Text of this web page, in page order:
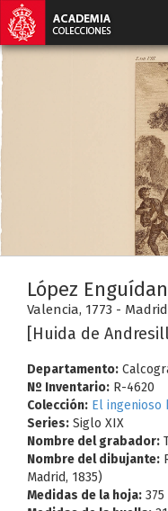
López
Valencia, 1773 -
[Huida de
Departamento:
Nº Inventario: R-4620
Colección: El ingenioso
Series: Siglo XIX
Nombre del grabador:
Nombre del dibujante:
Madrid, 1835)
Medidas de la hoja: